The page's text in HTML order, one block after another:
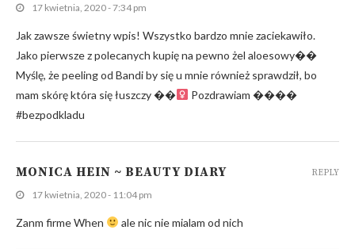
17 kwietnia, 2020 - 7:34 pm
Jak zawsze świetny wpis! Wszystko bardzo mnie zaciekawiło.
Jako pierwsze z polecanych kupię na pewno żel aloesowy��
Myślę, że peeling od Bandi by się u mnie również sprawdził, bo
mam skórę która się łuszczy ��‍
Pozdrawiam ����
#bezpodkladu
MONICA HEIN ~ BEAUTY DIARY
17 kwietnia, 2020 - 11:04 pm
Zanm firme When ale nic nie mialam od nich
REPLY